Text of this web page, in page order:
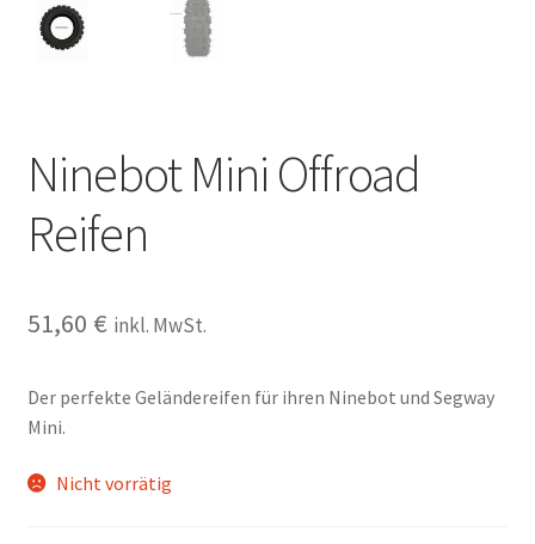
Ninebot Mini Offroad
Reifen
51,60 € inkl. MwSt.
Der perfekte Geländereifen für ihren Ninebot und Segway
Mini.
Nicht vorrätig